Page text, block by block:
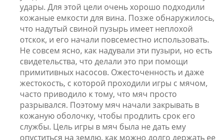
удары. Для этой цели очень хорошо подходили
кожаные емкости для вина. Позже обнаружилось,
что надутый свиной пузырь имеет неплохой
отскок, и его начали повсеместно использовать.
Не совсем ясно, как надували эти пузыри, но есть
свидетельства, что делали это при помощи
примитивных насосов. Ожесточенность и даже
жестокость, с которой проходили игры с мячом,
часто приводило к тому, что мяч просто
разрывался. Поэтому мяч начали закрывать в
кожаную оболочку, чтобы продлить срок его
службы. Цель игры в мяч была не дать ему
опуститься на землю, как можно долго держать ее